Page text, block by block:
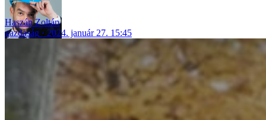
Haszán Zoltán
gazdaság
2024. január 27. 15:45